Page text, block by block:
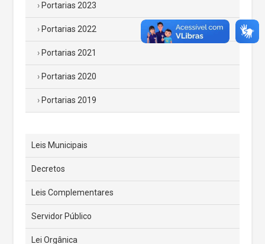
Portarias 2023
Portarias 2022
Portarias 2021
Portarias 2020
Portarias 2019
Leis Municipais
Decretos
Leis Complementares
Servidor Público
Lei Orgânica